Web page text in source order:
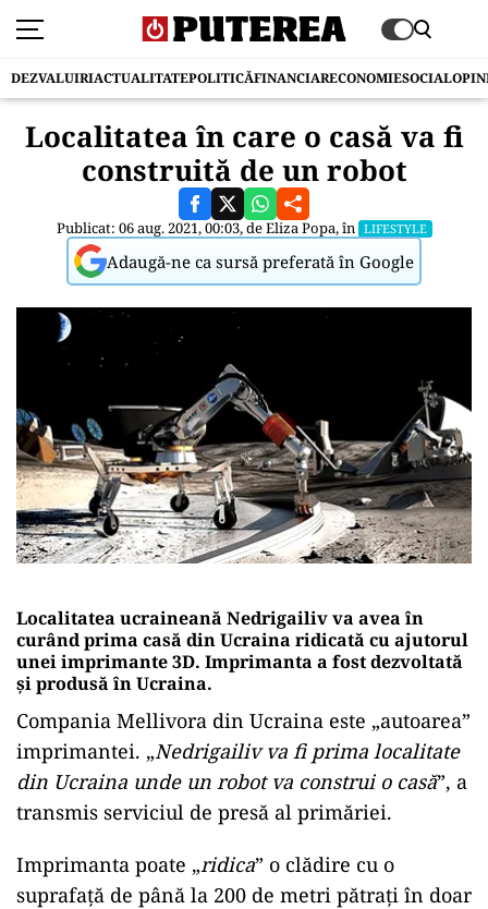
DEZVALUIRIACTUALITATEPOLITICĂFINANCIARECONOMIESOCIAL
Localitatea în care o casă va fi
construită de un robot
Publicat: 06 aug. 2021, 00:03, deEliza Popa, în LIFESTYLE
Adaugă-ne ca sursă preferată în Google
Localitatea ucraineană Nedrigailiv va avea în
curând prima casă din Ucraina ridicată cu ajutorul
unei imprimante 3D. Imprimanta a fost dezvoltată
și produsă în Ucraina.
Compania Mellivora din Ucraina este „autoarea”
imprimantei. „Nedrigailiv va fi prima localitate
din Ucraina unde un robot va construi o casă”, a
transmis serviciul de presă al primăriei.
Imprimanta poate „ridica” o clădire cu o
suprafață de până la 200 de metri pătrați în doar